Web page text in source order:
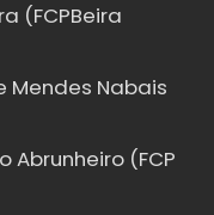
(FCPBeira
Mendes Nabais
Abrunheiro (FCP